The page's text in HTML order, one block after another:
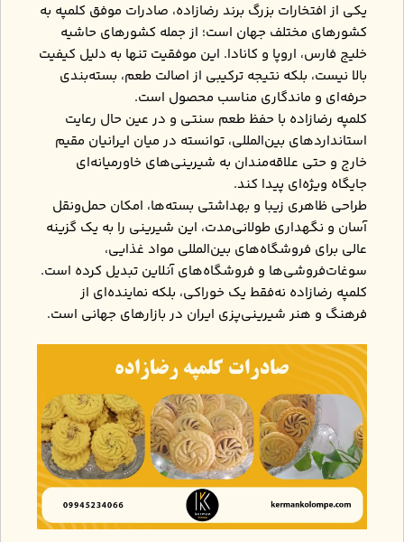
یکی از افتخارات بزرگ برند رضازاده، صادرات موفق کلمپه به
کشورهای مختلف جهان است؛ از جمله کشورهای حاشیه
خلیج فارس، اروپا و کانادا. این موفقیت تنها به‌ دلیل کیفیت
بالا نیست، بلکه نتیجه ترکیبی از اصالت طعم، بسته‌بندی
حرفه‌ای و ماندگاری مناسب محصول است.
کلمپه رضازاده با حفظ طعم سنتی و در عین حال رعایت
استانداردهای بین‌المللی، توانسته در میان ایرانیان مقیم
خارج و حتی علاقه‌مندان به شیرینی‌های خاورمیانه‌ای
جایگاه ویژه‌ای پیدا کند.
طراحی ظاهری زیبا و بهداشتی بسته‌ها، امکان حمل‌ونقل
آسان و نگهداری طولانی‌مدت، این شیرینی را به یک گزینه
عالی برای فروشگاه‌های بین‌المللی مواد غذایی،
سوغات‌فروشی‌ها و فروشگاه‌های آنلاین تبدیل کرده است.
کلمپه رضازاده نه‌فقط یک خوراکی، بلکه نماینده‌ای از
فرهنگ و هنر شیرینی‌پزی ایران در بازارهای جهانی است.